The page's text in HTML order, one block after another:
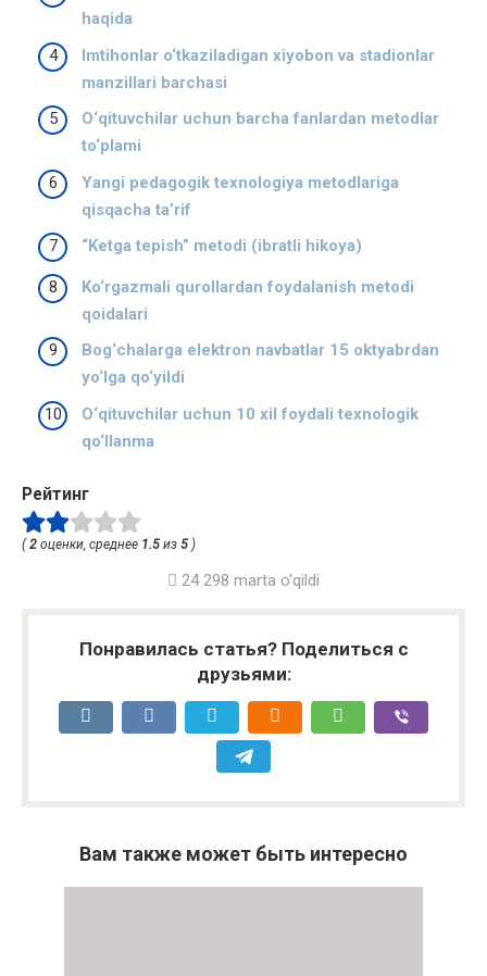
haqida
Imtihonlar o‘tkaziladigan xiyobon va stadionlar
manzillari barchasi
O‘qituvchilar uchun barcha fanlardan metodlar
to‘plami
Yangi pedagogik texnologiya metodlariga
qisqacha ta’rif
“Ketga tepish” metodi (ibratli hikoya)
Ko‘rgazmali qurollardan foydalanish metodi
qoidalari
Bog‘chalarga elektron navbatlar 15 oktyabrdan
yo‘lga qo‘yildi
O‘qituvchilar uchun 10 xil foydali texnologik
qo‘llanma
Рейтинг
( 2 оценки, среднее 1.5 из 5 )
24 298 marta o'qildi
Понравилась статья? Поделиться с
друзьями:
Вам также может быть интересно